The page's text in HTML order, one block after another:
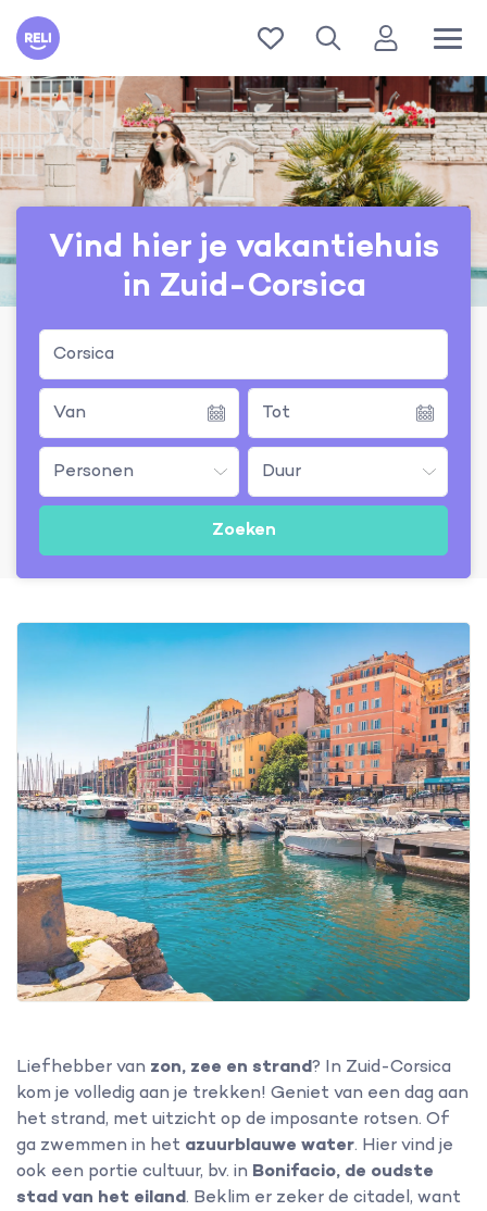
Reli
Vind hier je vakantiehuis
in Zuid-Corsica
Corsica
Liefhebber van zon, zee en strand? In Zuid-Corsica
kom je volledig aan je trekken! Geniet van een dag aan
het strand, met uitzicht op de imposante rotsen. Of
ga zwemmen in het azuurblauwe water. Hier vind je
ook een portie cultuur, bv. in Bonifacio, de oudste
stad van het eiland. Beklim er zeker de citadel, want